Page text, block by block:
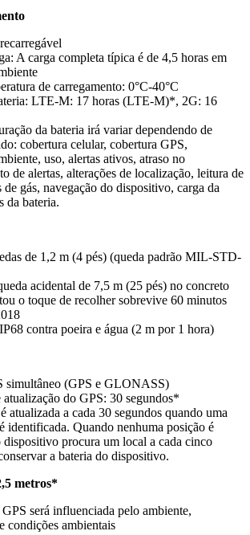
A carga completa típica é de 4,5 horas em
de carregamento: 0°C-40°C
LTE-M: 17 horas (LTE-M)*, 2G: 16
da bateria irá variar dependendo de
cobertura celular, cobertura GPS,
uso, alertas ativos, atraso no
de alertas, alterações de localização, leitura de
gás, navegação do dispositivo, carga da
da bateria.
de 1,2 m (4 pés) (queda padrão MIL-STD-
acidental de 7,5 m (25 pés) no concreto
o toque de recolher sobrevive 60 minutos
contra poeira e água (2 m por 1 hora)
simultâneo (GPS e GLONASS)
atualização do GPS: 30 segundos*
atualizada a cada 30 segundos quando uma
identificada. Quando nenhuma posição é
procura um local a cada cinco
a bateria do dispositivo.
metros*
será influenciada pelo ambiente,
condições ambientais